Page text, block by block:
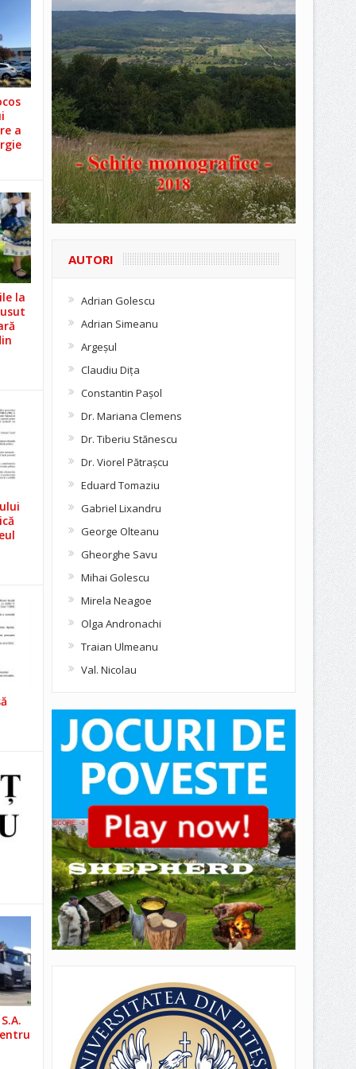
a
la
AUTORI
Adrian Golescu
Adrian Simeanu
Argeşul
Claudiu Diţa
Constantin Pașol
Dr. Mariana Clemens
Dr. Tiberiu Stănescu
Dr. Viorel Pătraşcu
Eduard Tomaziu
Gabriel Lixandru
George Olteanu
Gheorghe Savu
Mihai Golescu
Mirela Neagoe
Olga Andronachi
Traian Ulmeanu
Val. Nicolau